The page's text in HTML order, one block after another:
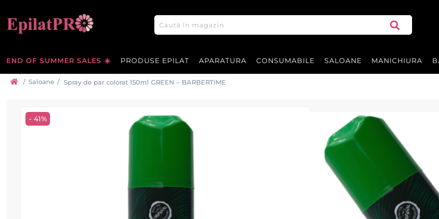
END OF SUMMER SALES ☀️ PRODUSE EPILAT APARATURA CONSUMABILE SALOANE MANICHIURA
/ Saloane / Spray de par colorat 150ml GREEN – BARBERTIME
- 41%
Spray de par
BARBERTIME
Barbertime Green Hair Color
barber‑shopuri și saloane de
rapidă, fără a deteriora
temporar, modern și de impact.